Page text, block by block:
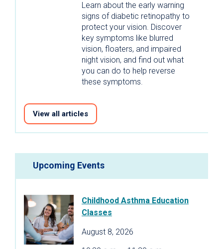
Learn about the early warning
signs of diabetic retinopathy to
protect your vision. Discover
key symptoms like blurred
vision, floaters, and impaired
night vision, and find out what
you can do to help reverse
these symptoms.
View all articles
Upcoming Events
Childhood Asthma Education
Classes
August 8, 2026